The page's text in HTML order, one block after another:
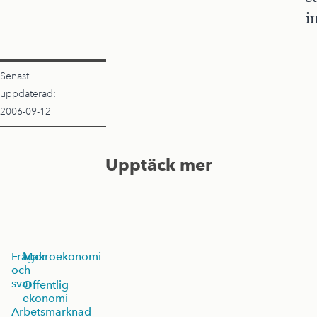
Senast
uppdaterad:
2006-09-12
Upptäck mer
Frågor
och
svar
Arbetsmarknad
Makroekonomi
Offentlig
ekonomi